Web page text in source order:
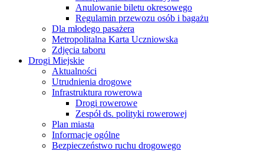
Anulowanie biletu okresowego
Regulamin przewozu osób i bagażu
Dla młodego pasażera
Metropolitalna Karta Uczniowska
Zdjęcia taboru
Drogi Miejskie
Aktualności
Utrudnienia drogowe
Infrastruktura rowerowa
Drogi rowerowe
Zespół ds. polityki rowerowej
Plan miasta
Informacje ogólne
Bezpieczeństwo ruchu drogowego